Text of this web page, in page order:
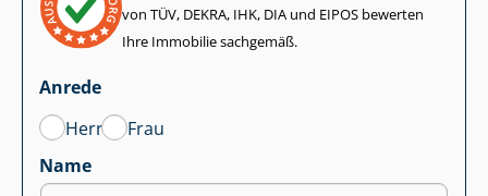
von TÜV, DEKRA, IHK, DIA und EIPOS bewerten
Ihre Immobilie sachgemäß.
Anrede
Herr
Frau
Name